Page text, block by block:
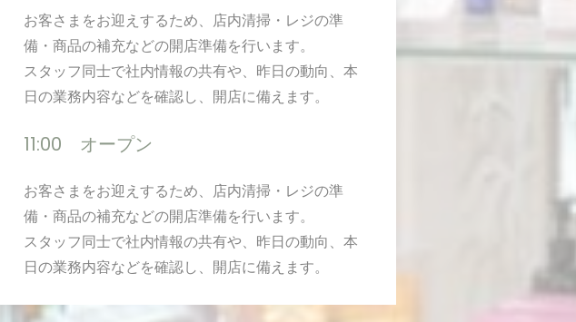
お客さまをお迎えするため、店内清掃・レジの準
備・商品の補充などの開店準備を行います。
スタッフ同士で社内情報の共有や、昨日の動向、本
日の業務内容などを確認し、開店に備えます。
11:00 オープン
お客さまをお迎えするため、店内清掃・レジの準
備・商品の補充などの開店準備を行います。
スタッフ同士で社内情報の共有や、昨日の動向、本
日の業務内容などを確認し、開店に備えます。